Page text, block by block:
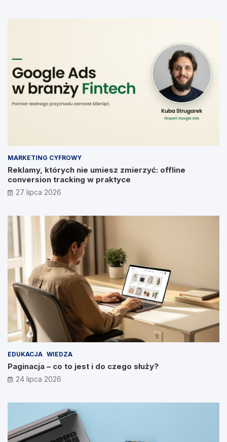
MARKETING CYFROWY
Reklamy, których nie umiesz zmierzyć: offline
conversion tracking w praktyce
27 lipca 2026
EDUKACJA WIEDZA
Paginacja – co to jest i do czego służy?
24 lipca 2026